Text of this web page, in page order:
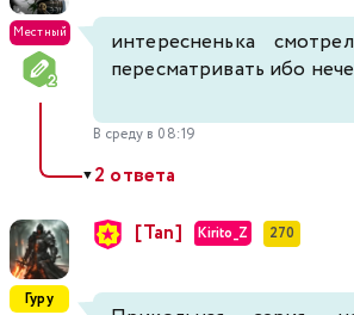
Местный
интересненька
пересматривать ибо
В среду в 08:19
▼2 ответа
Гуру
[Tan] Kirito_Z 270